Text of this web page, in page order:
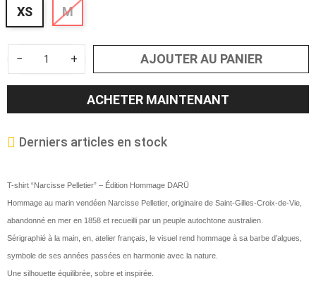
T-shirt “Narcisse Pelletier” – Édition Hommage DARÜ
Hommage au marin vendéen Narcisse Pelletier, originaire de Saint-Gilles-Croix-de-Vie,
abandonné en mer en 1858 et recueilli par un peuple autochtone australien.
Sérigraphié à la main, en, atelier français, le visuel rend hommage à sa barbe d’algues,
symbole de ses années passées en harmonie avec la nature.
Une silhouette équilibrée, sobre et inspirée.
XS
M
− + AJOUTER AU PANIER
ACHETER MAINTENANT
Derniers articles en stock